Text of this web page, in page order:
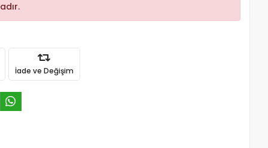
İade ve Değişim